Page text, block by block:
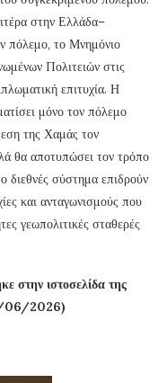
στην Ελλάδα–
πόλεμο, το Μνημόνιο
Πολιτειών στις
επιτυχία. Η
μόνο τον πόλεμο
της Χαμάς τον
θα αποτυπώσει τον τρόπο
διεθνές σύστημα επιδρούν
και ανταγωνισμούς που
γεωπολιτικές σταθερές
στην ιστοσελίδα της
06/2026)